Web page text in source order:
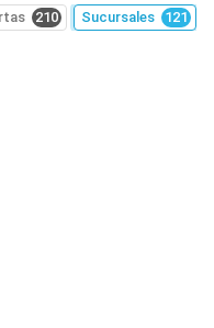
210 Sucursales 121